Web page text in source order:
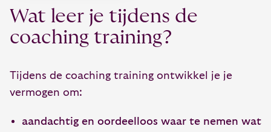
Wat leer je tijdens de
coaching training?
Tijdens de coaching training ontwikkel je je
vermogen om:
aandachtig en oordeelloos waar te nemen wat